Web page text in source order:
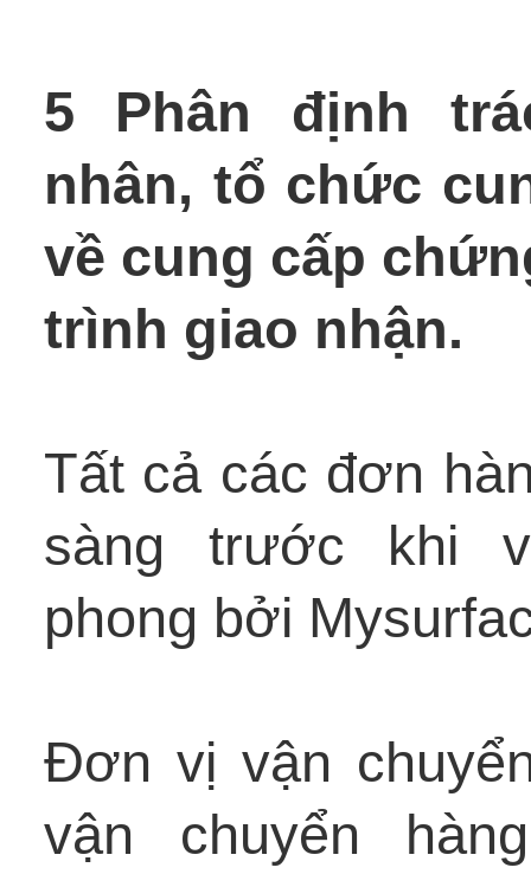
5 Phân định
nhân, tổ chức
về cung cấp
trình giao nhận.
Tất cả các đơn
sàng trước khi
phong bởi
Đơn vị vận
vận chuyển